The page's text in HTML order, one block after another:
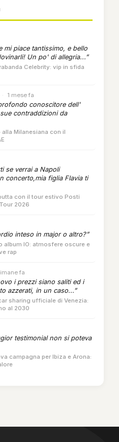
mi piace tantissimo, e bello
Un po' di allegria...”
Celebrity: vip in sfida
· 1 mese fa
conoscitore dell'
contraddizioni da
Milanesiana con il
se verrai a Napoli
concerto,mia figlia Flavia ti
con il tour estivo Posti
2026
inteso in major o altro?”
album IO: atmosfere oscure e
rap
fa
i prezzi siano saliti ed i
azzerati, in un caso...”
sharing ufficiale di Venezia:
al 2030
testimonial non si poteva
campagna per Ibiza e Arona: